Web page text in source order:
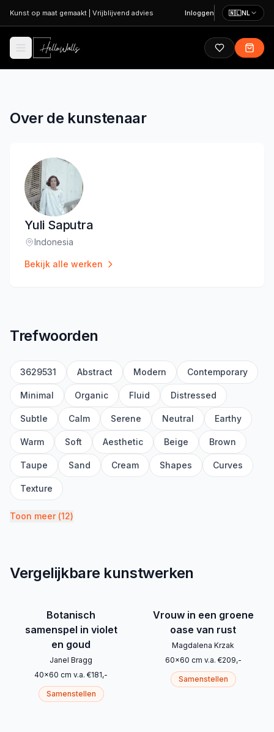
Ga naar hoofdinhoud
Kunst op maat gemaakt Vrijblijvend advies Inloggen 🇳🇱NL
Over de kunstenaar
Yuli Saputra
Locatie
Indonesia
Bekijk alle werken
Trefwoorden
3629531 Abstract Modern Contemporary
Minimal Organic Fluid Distressed
Subtle Calm Serene Neutral Earthy
Warm Soft Aesthetic Beige Brown
Taupe Sand Cream Shapes Curves
Texture
Toon meer(12)
Vergelijkbare kunstwerken
Botanisch
samenspel in violet
en goud
Janel Bragg
40x60 cm v.a. €181,-
Samenstellen
Vrouw in een groene
oase van rust
Magdalena Krzak
60x60 cm v.a. €209,-
Samenstellen